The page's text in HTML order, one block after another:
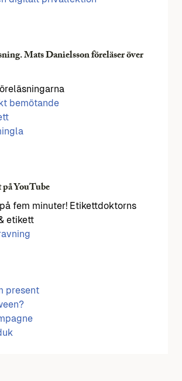
Mats Danielsson föreläser över
bemötande
YouTube
fem minuter! Etikettdoktorns
etikett
present